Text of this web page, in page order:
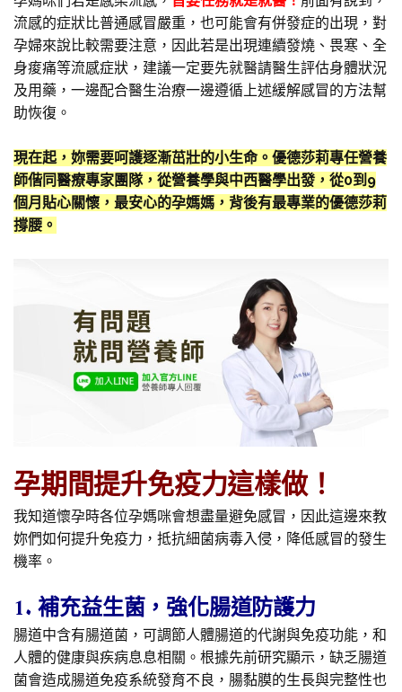
流感的症狀比普通感冒嚴重，也可能會有併發症的出現，對
孕婦來說比較需要注意，因此若是出現連續發燒、畏寒、全
身痠痛等流感症狀，建議一定要先就醫請醫生評估身體狀況
及用藥，一邊配合醫生治療一邊遵循上述緩解感冒的方法幫
助恢復。
現在起，妳需要呵護逐漸茁壯的小生命。優德莎莉專任營養
師偕同醫療專家團隊，從營養學與中西醫學出發，從0到9
個月貼心關懷，最安心的孕媽媽，背後有最專業的優德莎莉
撐腰。
孕期間提升免疫力這樣做！
我知道懷孕時各位孕媽咪會想盡量避免感冒，因此這邊來教
妳們如何提升免疫力，抵抗細菌病毒入侵，降低感冒的發生
機率。
1. 補充益生菌，強化腸道防護力
腸道中含有腸道菌，可調節人體腸道的代謝與免疫功能，和
人體的健康與疾病息息相關。根據先前研究顯示，缺乏腸道
菌會造成腸道免疫系統發育不良，腸黏膜的生長與完整性也